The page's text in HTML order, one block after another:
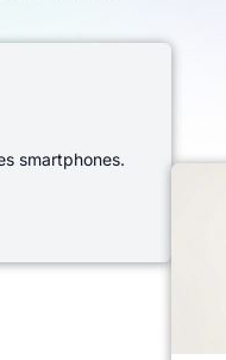
smartphones.